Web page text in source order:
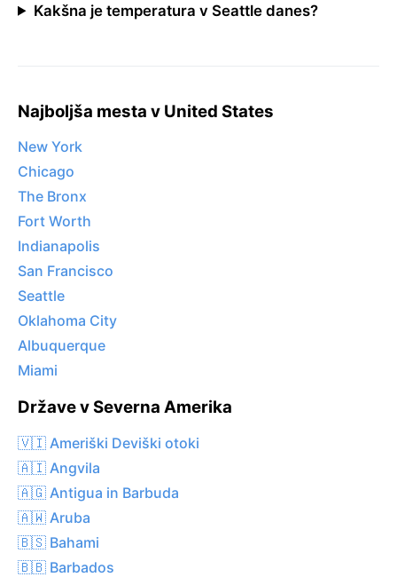
Kakšna je temperatura v Seattle danes?
Najboljša mesta v United States
New York
Chicago
The Bronx
Fort Worth
Indianapolis
San Francisco
Seattle
Oklahoma City
Albuquerque
Miami
Države v Severna Amerika
🇻🇮 Ameriški Deviški otoki
🇦🇮 Angvila
🇦🇬 Antigua in Barbuda
🇦🇼 Aruba
🇧🇸 Bahami
🇧🇧 Barbados